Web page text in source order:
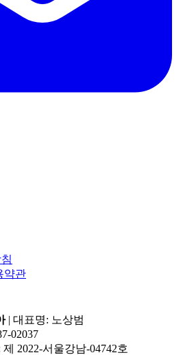
약관
| 대표명: 노상범
02037
제 2022-서울강남-04742호